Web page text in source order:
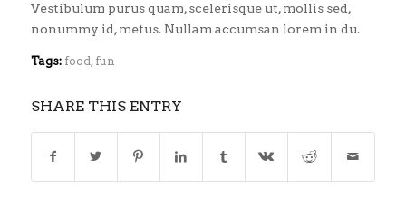
Vestibulum purus quam, scelerisque ut, mollis sed,
nonummy id, metus. Nullam accumsan lorem in du.
Tags: food, fun
SHARE THIS ENTRY